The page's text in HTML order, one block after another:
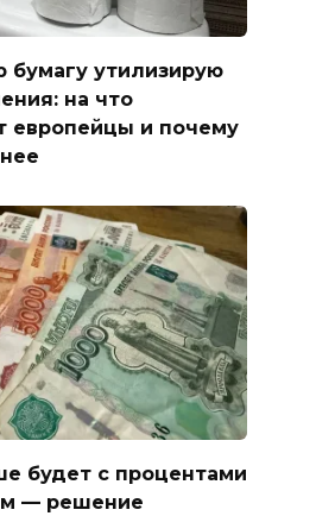
бумагу утилизирую
на что
европейцы и почему
будет с процентами
— решение